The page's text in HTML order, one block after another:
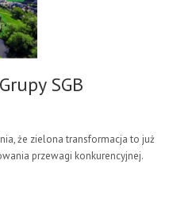
SGB
że zielona transformacja to już
przewagi konkurencyjnej.